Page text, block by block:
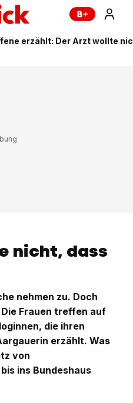
erzählt: Der Arzt wollte
nicht, dass
nehmen zu. Doch
Frauen treffen auf
die ihren
erzählt. Was
von
ins Bundeshaus